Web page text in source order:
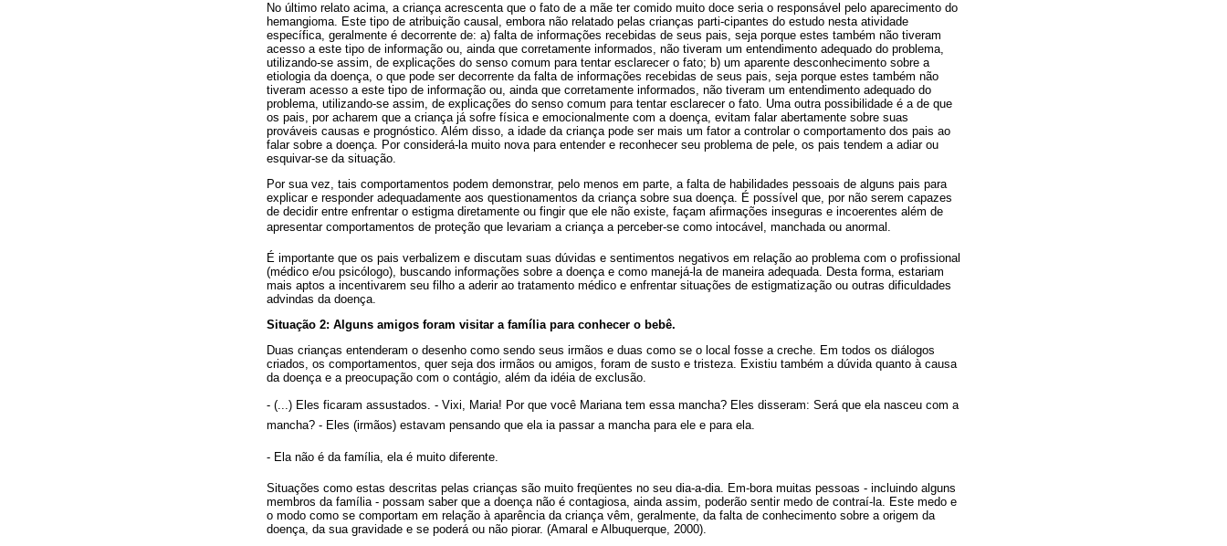
No último relato acima, a criança acrescenta que o fato de a mãe ter comido muito doce seria o responsável pelo aparecimento do
hemangioma. Este tipo de atribuição causal, embora não relatado pelas crianças parti-cipantes do estudo nesta atividade
específica, geralmente é decorrente de: a) falta de informações recebidas de seus pais, seja porque estes também não tiveram
acesso a este tipo de informação ou, ainda que corretamente informados, não tiveram um entendimento adequado do problema,
utilizando-se assim, de explicações do senso comum para tentar esclarecer o fato; b) um aparente desconhecimento sobre a
etiologia da doença, o que pode ser decorrente da falta de informações recebidas de seus pais, seja porque estes também não
tiveram acesso a este tipo de informação ou, ainda que corretamente informados, não tiveram um entendimento adequado do
problema, utilizando-se assim, de explicações do senso comum para tentar esclarecer o fato. Uma outra possibilidade é a de que
os pais, por acharem que a criança já sofre física e emocionalmente com a doença, evitam falar abertamente sobre suas
prováveis causas e prognóstico. Além disso, a idade da criança pode ser mais um fator a controlar o comportamento dos pais ao
falar sobre a doença. Por considerá-la muito nova para entender e reconhecer seu problema de pele, os pais tendem a adiar ou
esquivar-se da situação.
Por sua vez, tais comportamentos podem demonstrar, pelo menos em parte, a falta de habilidades pessoais de alguns pais para
explicar e responder adequadamente aos questionamentos da criança sobre sua doença. É possível que, por não serem capazes
de decidir entre enfrentar o estigma diretamente ou fingir que ele não existe, façam afirmações inseguras e incoerentes além de
apresentar comportamentos de proteção que levariam a criança a perceber-se como intocável, manchada ou anormal.
É importante que os pais verbalizem e discutam suas dúvidas e sentimentos negativos em relação ao problema com o profissional
(médico e/ou psicólogo), buscando informações sobre a doença e como manejá-la de maneira adequada. Desta forma, estariam
mais aptos a incentivarem seu filho a aderir ao tratamento médico e enfrentar situações de estigmatização ou outras dificuldades
advindas da doença.
Situação 2: Alguns amigos foram visitar a família para conhecer o bebê.
Duas crianças entenderam o desenho como sendo seus irmãos e duas como se o local fosse a creche. Em todos os diálogos
criados, os comportamentos, quer seja dos irmãos ou amigos, foram de susto e tristeza. Existiu também a dúvida quanto à causa
da doença e a preocupação com o contágio, além da idéia de exclusão.
- (...) Eles ficaram assustados. - Vixi, Maria! Por que você Mariana tem essa mancha? Eles disseram: Será que ela nasceu com a
mancha? - Eles (irmãos) estavam pensando que ela ia passar a mancha para ele e para ela.
- Ela não é da família, ela é muito diferente.
Situações como estas descritas pelas crianças são muito freqüentes no seu dia-a-dia. Em-bora muitas pessoas - incluindo alguns
membros da família - possam saber que a doença não é contagiosa, ainda assim, poderão sentir medo de contraí-la. Este medo e
o modo como se comportam em relação à aparência da criança vêm, geralmente, da falta de conhecimento sobre a origem da
doença, da sua gravidade e se poderá ou não piorar. (Amaral e Albuquerque, 2000).